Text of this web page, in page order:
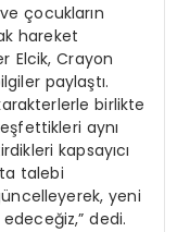
çocukların
hareket
Elcik, Crayon
paylaştı.
birlikte
aynı
kapsayıcı
talebi
yeni
dedi.